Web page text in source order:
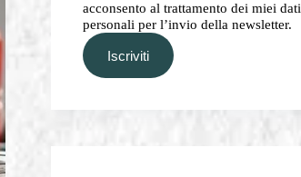
acconsento al trattamento dei miei dati
personali per l’invio della newsletter.
Iscriviti